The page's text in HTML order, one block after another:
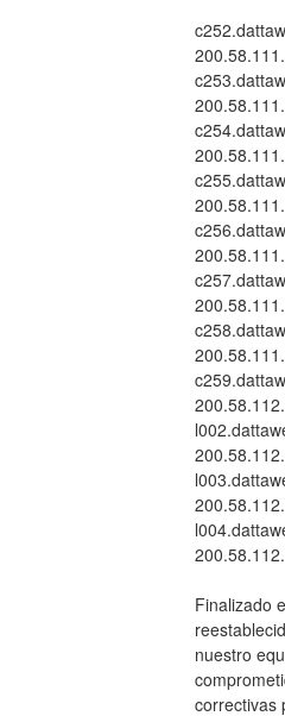
Finalizado
nuestro
correctivas